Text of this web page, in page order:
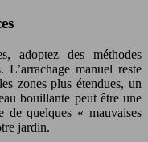
adoptez des méthodes
manuel reste
zones plus étendues, un
bouillante peut être une
de quelques « mauvaises
jardin.